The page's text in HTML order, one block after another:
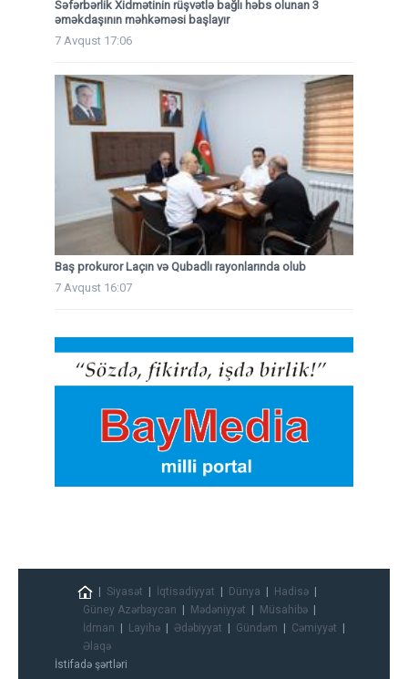
Səfərbərlik Xidmətinin rüşvətlə bağlı həbs olunan 3
əməkdaşının məhkəməsi başlayır
7 Avqust 17:06
Baş prokuror Laçın və Qubadlı rayonlarında olub
7 Avqust 16:07
Siyasət İqtisadiyyat Dünya
Hadisə
Güney Azərbaycan
Mədəniyyət
Müsahibə
İdman
Layihə Ədəbiyyat Gündəm
Cəmiyyət
Əlaqə
İstifadə şərtləri